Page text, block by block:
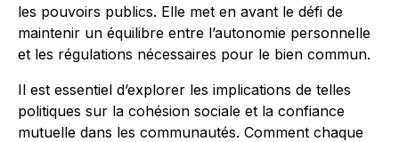
les pouvoirs publics. Elle met en avant le défi de
maintenir un équilibre entre l’autonomie personnelle
et les régulations nécessaires pour le bien commun.
Il est essentiel d’explorer les implications de telles
politiques sur la cohésion sociale et la confiance
mutuelle dans les communautés. Comment chaque